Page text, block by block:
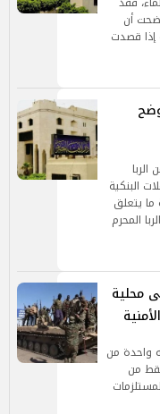
أن
إذا قصدت
البنكية
ما يتعلق
المحرم
محلية
واحدة من
مشيرة إلى أن 40% فقط من